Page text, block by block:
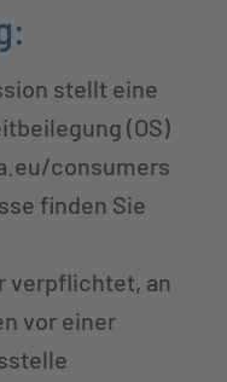
stellt eine
(OS)
consumers
finden Sie
verpflichtet, an
vor einer